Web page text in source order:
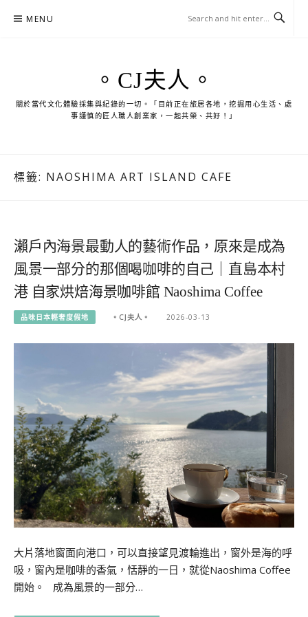
MENU
。CJ夫人。
關於當代文化體驗採集與紀錄的一切。「目前正在旅居各地，挖掘用心生活、處
事謹慎的匠人職人創業家，一起共榮、共好！」
標籤: NAOSHIMA ART ISLAND CAFE
瀨戶內海景最動人的藝術作品，原來是成為
風景一部分的那個喝咖啡的自己｜直島本村
港 自家烘焙海景咖啡館 Naoshima Coffee
品味日本輕奢度假地 。CJ夫人。 2026-03-13
大片落地窗面向港口，可以直接望見渡輪進出，窗外是海的呼
吸，窗內是咖啡的香氣，恬靜的一日，就從Naoshima Coffee
開始。 成為風景的一部分…